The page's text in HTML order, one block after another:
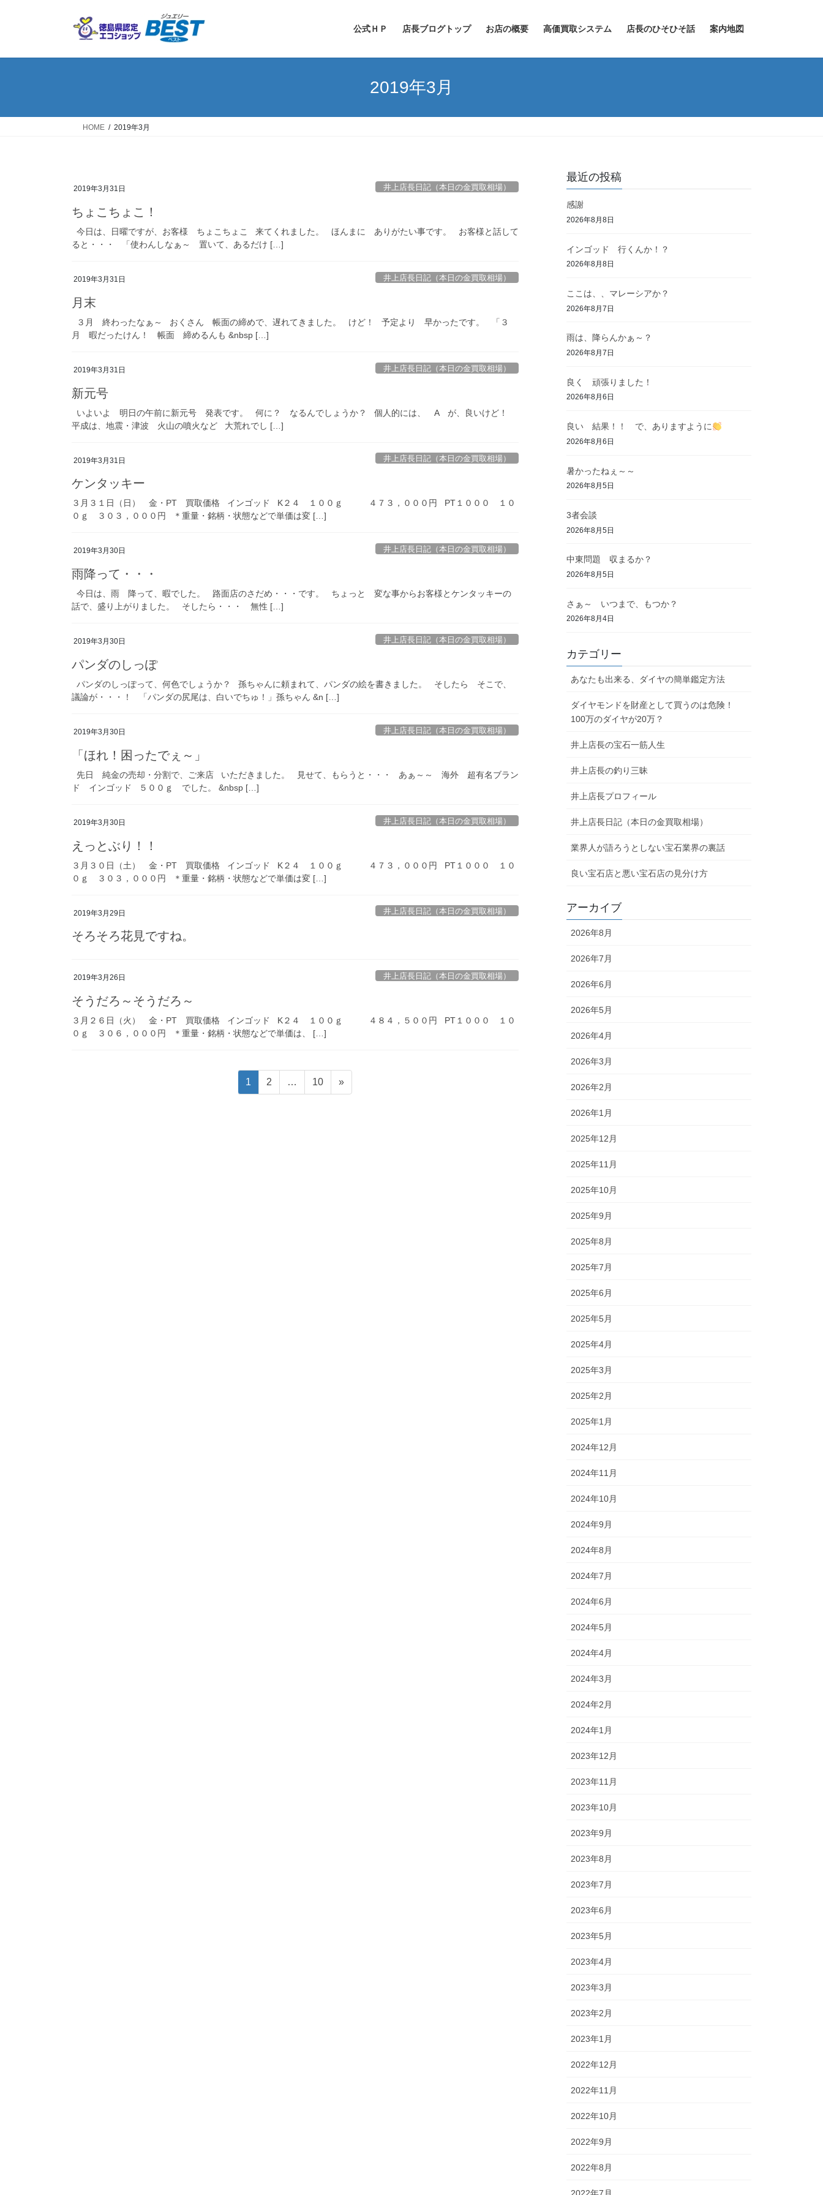
公式ＨＰ 店長ブログトップ お店の概要 高価買取システム 店長のひそひそ話 案内地図
2019年3月
HOME 2019年3月
2019年3月31日 井上店長日記（本日の金買取相場）
ちょこちょこ！
今日は、日曜ですが、お客様 ちょこちょこ 来てくれました。 ほんまに ありがたい事です。 お客様と話して
ると・・・ 「使わんしなぁ～ 置いて、あるだけ […]
2019年3月31日 井上店長日記（本日の金買取相場）
月末
３月 終わったなぁ～ おくさん 帳面の締めで、遅れてきました。 けど！ 予定より 早かったです。 「３
月 暇だったけん！ 帳面 締めるんも &nbsp […]
2019年3月31日 井上店長日記（本日の金買取相場）
新元号
いよいよ 明日の午前に新元号 発表です。 何に？ なるんでしょうか？ 個人的には、 A が、良いけど！
平成は、地震・津波 火山の噴火など 大荒れでし […]
2019年3月31日 井上店長日記（本日の金買取相場）
ケンタッキー
３月３１日（日） 金・PT 買取価格 インゴッド K２４ １００ｇ ４７３，０００円 PT１０００ １０
０ｇ ３０３，０００円 ＊重量・銘柄・状態などで単価は変 […]
2019年3月30日 井上店長日記（本日の金買取相場）
雨降って・・・
今日は、雨 降って、暇でした。 路面店のさだめ・・・です。 ちょっと 変な事からお客様とケンタッキーの
話で、盛り上がりました。 そしたら・・・ 無性 […]
2019年3月30日 井上店長日記（本日の金買取相場）
パンダのしっぽ
パンダのしっぽって、何色でしょうか？ 孫ちゃんに頼まれて、パンダの絵を書きました。 そしたら そこで、
議論が・・・！ 「パンダの尻尾は、白いでちゅ！」孫ちゃん &n […]
2019年3月30日 井上店長日記（本日の金買取相場）
「ほれ！困ったでぇ～」
先日 純金の売却・分割で、ご来店 いただきました。 見せて、もらうと・・・ あぁ～～ 海外 超有名ブラン
ド インゴッド ５００ｇ でした。 &nbsp […]
2019年3月30日 井上店長日記（本日の金買取相場）
えっとぶり！！
３月３０日（土） 金・PT 買取価格 インゴッド K２４ １００ｇ ４７３，０００円 PT１０００ １０
０ｇ ３０３，０００円 ＊重量・銘柄・状態などで単価は変 […]
2019年3月29日 井上店長日記（本日の金買取相場）
そろそろ花見ですね。
2019年3月26日 井上店長日記（本日の金買取相場）
そうだろ～そうだろ～
３月２６日（火） 金・PT 買取価格 インゴッド K２４ １００ｇ ４８４，５００円 PT１０００ １０
０ｇ ３０６，０００円 ＊重量・銘柄・状態などで単価は、 […]
固
定
1
固
定
2 …
固
定
10 »
最近の投稿
感謝
2026年8月8日
インゴッド 行くんか！？
2026年8月8日
ここは、、マレーシアか？
2026年8月7日
雨は、降らんかぁ～？
2026年8月7日
良く 頑張りました！
2026年8月6日
良い 結果！！ で、ありますように
2026年8月6日
暑かったねぇ～～
2026年8月5日
3者会談
2026年8月5日
中東問題 収まるか？
2026年8月5日
さぁ～ いつまで、もつか？
2026年8月4日
カテゴリー
あなたも出来る、ダイヤの簡単鑑定方法
ダイヤモンドを財産として買うのは危険！
100万のダイヤが20万？
井上店長の宝石一筋人生
井上店長の釣り三昧
井上店長プロフィール
井上店長日記（本日の金買取相場）
業界人が語ろうとしない宝石業界の裏話
良い宝石店と悪い宝石店の見分け方
アーカイブ
2026年8月
2026年7月
2026年6月
2026年5月
2026年4月
2026年3月
2026年2月
2026年1月
2025年12月
2025年11月
2025年10月
2025年9月
2025年8月
2025年7月
2025年6月
2025年5月
2025年4月
2025年3月
2025年2月
2025年1月
2024年12月
2024年11月
2024年10月
2024年9月
2024年8月
2024年7月
2024年6月
2024年5月
2024年4月
2024年3月
2024年2月
2024年1月
2023年12月
2023年11月
2023年10月
2023年9月
2023年8月
2023年7月
2023年6月
2023年5月
2023年4月
2023年3月
2023年2月
2023年1月
2022年12月
2022年11月
2022年10月
2022年9月
2022年8月